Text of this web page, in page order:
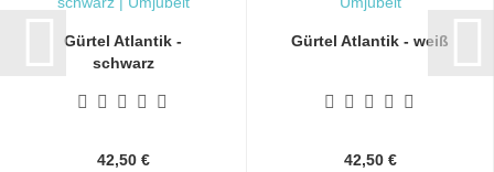
Gürtel Atlantik -
schwarz
42,50 €
Gürtel Atlantik - weiß
42,50 €